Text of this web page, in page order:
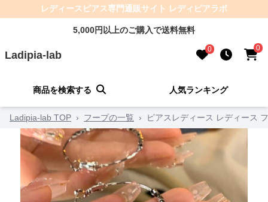
レディースピアス専門通販サイト レディピアラボ
5,000円以上のご購入で送料無料
Ladipia-lab 0 0
商品を検索する 人気ランキング
Ladipia-lab TOP › フープの一覧 › ピアスレディース レディース